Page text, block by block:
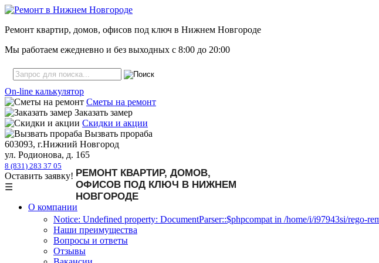
Ремонт квартир, домов, офисов под ключ в Нижнем Новгороде
Мы работаем ежедневно и без выходных с 8:00 до 20:00
On-line калькулятор
Сметы на ремонт
Заказать замер
Скидки и акции
Вызвать прораба
603093, г.Нижний Новгород
ул. Родионова, д. 165
8 (831) 283 37 05
Оставить заявку!
☰
О компании
Notice: Undefined property: DocumentParser::$phpcompat in /home/i/i97943si/rego-
Наши преимущества
Вопросы и ответы
Отзывы
РЕМОНТ КВАРТИР, ДОМОВ,
ОФИСОВ ПОД КЛЮЧ В НИЖНЕМ
НОВГОРОДЕ